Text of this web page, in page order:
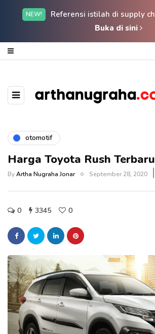
NEW!
Referensi istilah di supply
Buka di sini
otomotif
Harga Toyota Rush
ByArtha Nugraha Jonar September 28, 2020
0 3345 0